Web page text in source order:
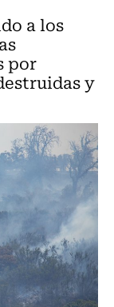
a los
por
y